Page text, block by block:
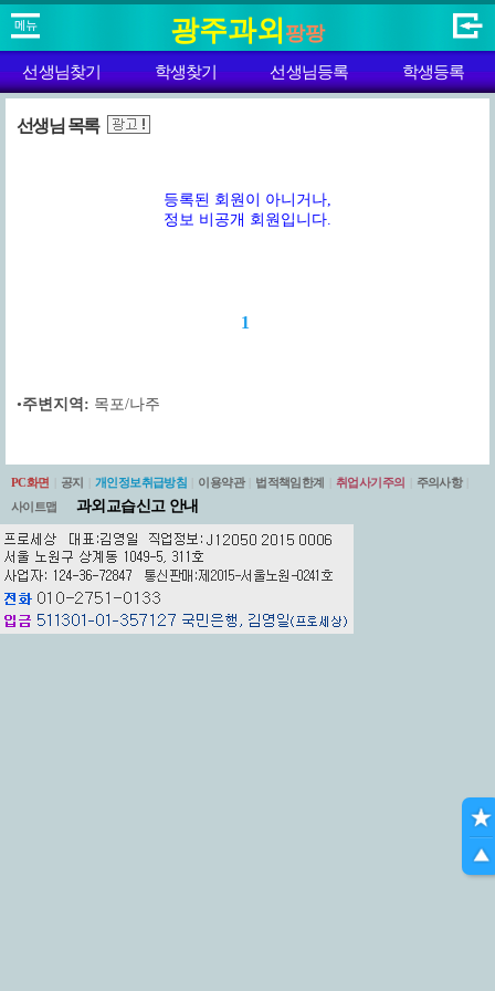
광주과외 팡팡
선생님찾기 학생찾기 선생님등록 학생등록
선생님 목록
등록된 회원이 아니거나,
정보 비공개 회원입니다.
1
•주변지역: 목포/나주
PC화면 공지 개인정보취급방침 이용약관 법적책임한계 취업사기주의 주의사항
사이트맵
과외교습신고 안내